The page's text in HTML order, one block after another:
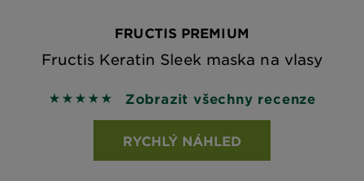
FRUCTIS PREMIUM
Fructis Keratin Sleek maska na vlasy
5 out of 5 stars based on reviews
Zobrazit všechny recenze
RYCHLÝ NÁHLED